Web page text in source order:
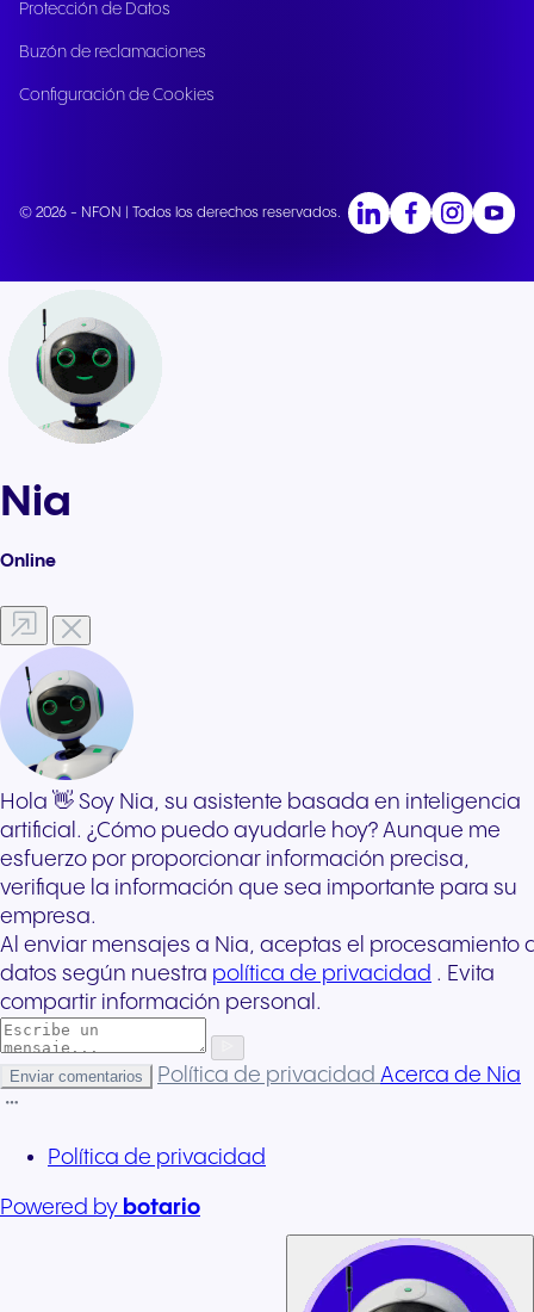
Protección de Datos
Buzón de reclamaciones
Configuración de Cookies
© 2026 - NFON | Todos los derechos reservados.